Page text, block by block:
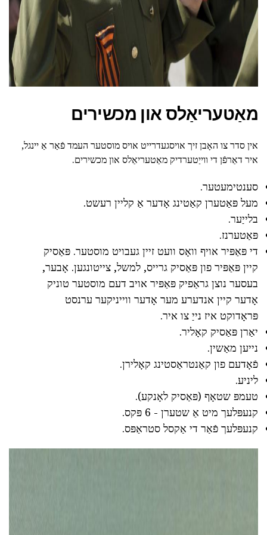
מאַטעריאַלס און מכשירים
אין סדר צו האָבן זיך אויסגעדרייט אויס מוסטער העמד פֿאַר אַ יינגל,
איר דאַרפֿן די ווייַטערדיק מאַטעריאַלס און מכשירים.
סענטימעטער.
מעל פּאַטערן קאַטינג אָדער אַ קליין רעשט.
בלייַער.
פּאַטערנז.
די פּאַפּיר אויף וואָס וועט זיין געבויט מוסטער. פּאַסיק
קיין פּאַפּיר פון פּאַסיק גרייס, למשל, צייטונגען. אָבער,
בעסער נוצן גראַפיק פּאַפּיר אויב דעם מוסטער טוניק
אָדער קיין אנדערע מער אָדער ווייניקער ערנסט
פּראָדוקט איז נייַ צו איר.
יאַרן פּאַסיק קאָליר.
נייען מאַשין.
פֿאָדעם פון קאַנטראַסטינג קאָלירן.
ליניע.
טעמפּ שטאָף (פּאַסיק לאָנקע).
קנעפּלעך מיט אַ שטערן - 6 פּקס.
קנעפּלעך פֿאַר די אַקסל סטראַפּס.